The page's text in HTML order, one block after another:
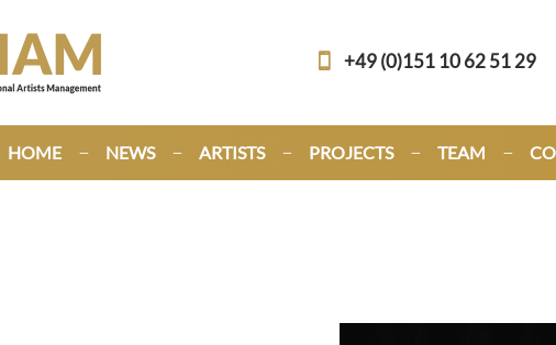
+49 (0)151 10 62 51 29
HOME NEWS ARTISTS PROJECTS TEAM